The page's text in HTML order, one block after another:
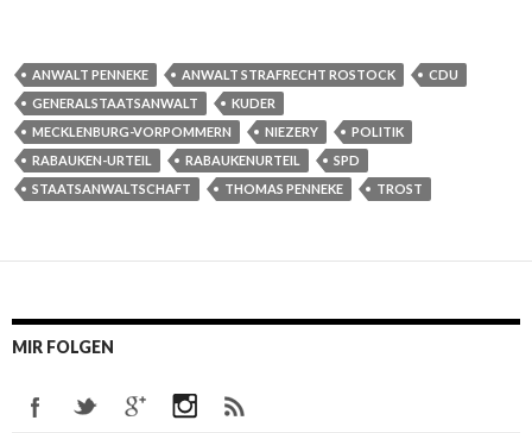
ANWALT PENNEKE ANWALT STRAFRECHT ROSTOCK
CDU
GENERALSTAATSANWALT
KUDER
MECKLENBURG-VORPOMMERN
NIEZERY
POLITIK
RABAUKEN-URTEIL
RABAUKENURTEIL
SPD
STAATSANWALTSCHAFT
THOMAS PENNEKE TROST
MIR FOLGEN